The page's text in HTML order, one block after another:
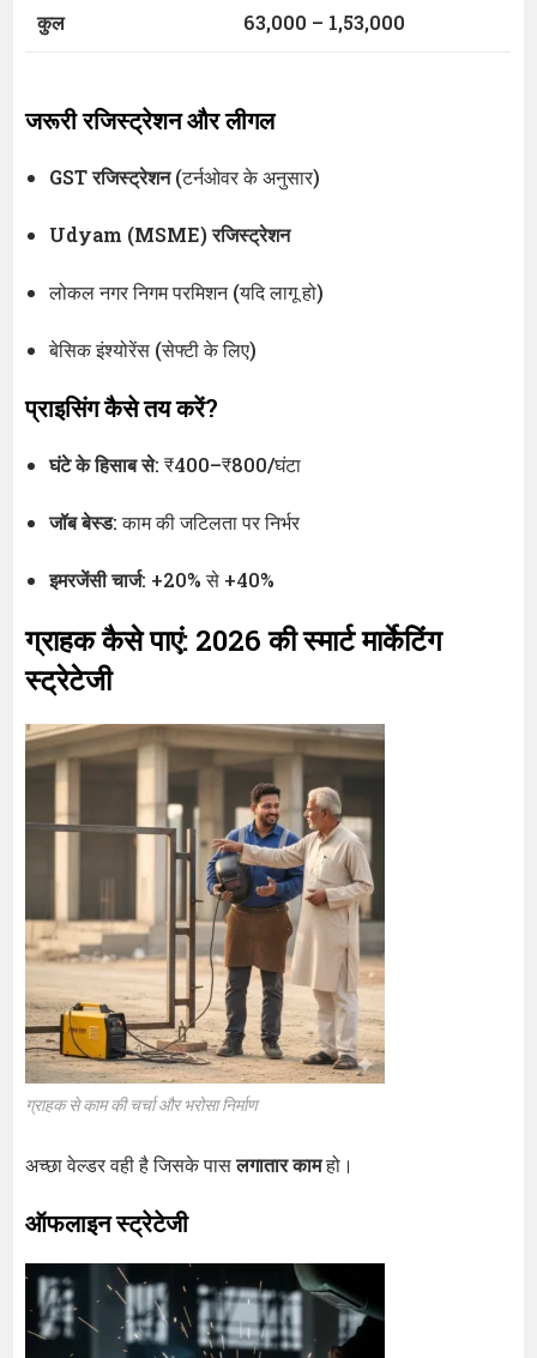
कुल 63,000 – 1,53,000
जरूरी रजिस्ट्रेशन और लीगल
GST रजिस्ट्रेशन(टर्नओवर के अनुसार)
Udyam (MSME) रजिस्ट्रेशन
लोकल नगर निगम परमिशन (यदि लागू हो)
बेसिक इंश्योरेंस (सेफ्टी के लिए)
प्राइसिंग कैसे तय करें?
घंटे के हिसाब से: ₹400–₹800/घंटा
जॉब बेस्ड: काम की जटिलता पर निर्भर
इमरजेंसी चार्ज: +20% से +40%
ग्राहक कैसे पाएं: 2026 की स्मार्ट मार्केटिंग
स्ट्रेटेजी
ग्राहक से काम की चर्चा और भरोसा निर्माण
अच्छा वेल्डर वही है जिसके पासलगातार कामहो।
ऑफलाइन स्ट्रेटेजी